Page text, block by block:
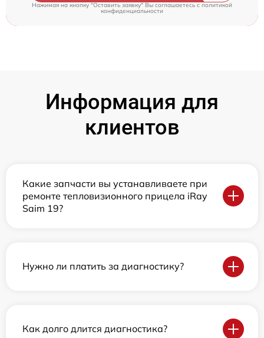
Нажимая на кнопку "Оставить заявку" Вы соглашаетесь cполитикой
конфиденциальности
Информация для
клиентов
Какие запчасти вы устанавливаете при
ремонте тепловизионного прицела iRay
Saim 19?
Нужно ли платить за диагностику?
Как долго длится диагностика?